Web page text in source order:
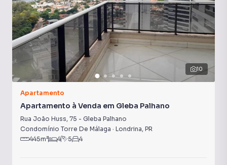
10
Apartamento
Apartamento à Venda em Gleba Palhano
Rua João Huss, 75 - Gleba Palhano
Condomínio Torre De Málaga · Londrina, PR
445m² 4 5 4